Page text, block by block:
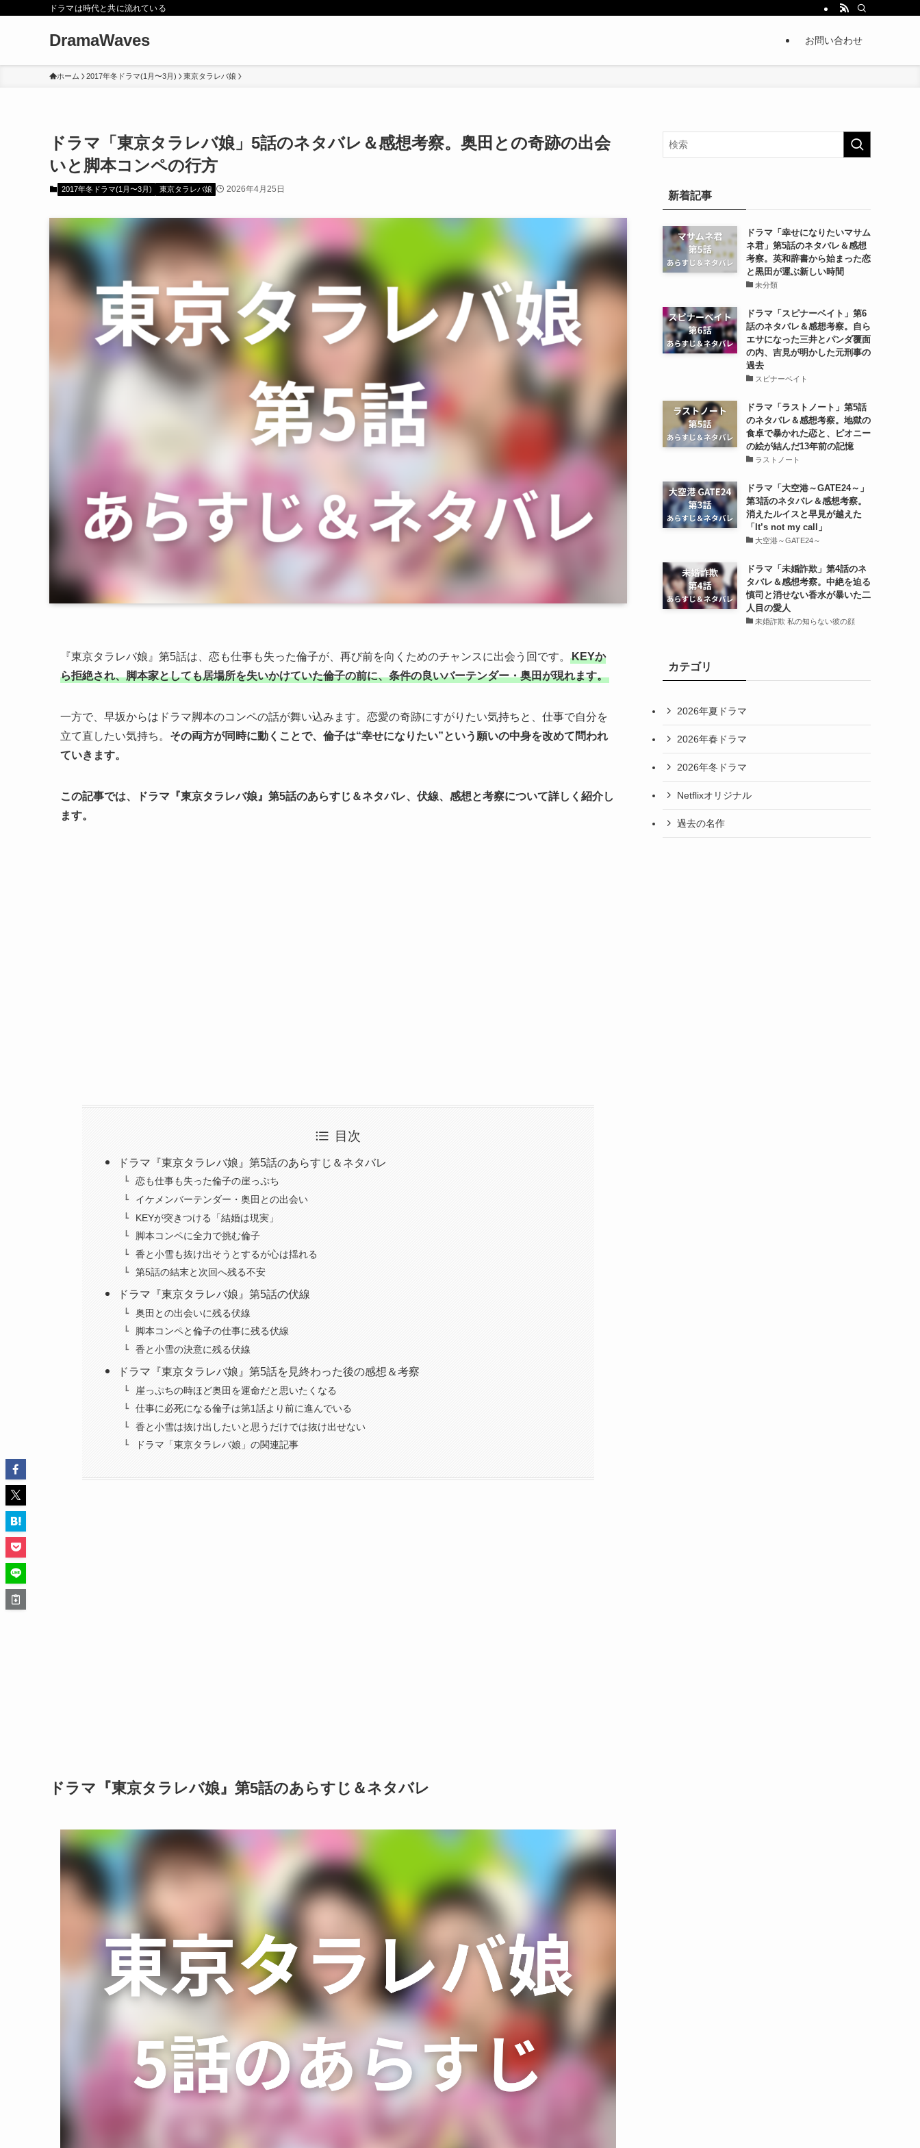
ドラマは時代と共に流れている
DramaWaves お問い合わせ
ホーム 2017年冬ドラマ(1月〜3月) 東京タラレバ娘
ドラマ「東京タラレバ娘」5話のネタバレ＆感想考察。奥田との奇跡の出会
いと脚本コンペの行方
2017年冬ドラマ(1月〜3月) 東京タラレバ娘 2026年4月25日
『東京タラレバ娘』第5話は、恋も仕事も失った倫子が、再び前を向くためのチャンスに出会う回です。
KEYか
ら拒絶され、脚本家としても居場所を失いかけていた倫子の前に、条件の良いバーテンダー・奥田が現れます。
一方で、早坂からはドラマ脚本のコンペの話が舞い込みます。恋愛の奇跡にすがりたい気持ちと、仕事で自分を
立て直したい気持ち。 その両方が同時に動くことで、倫子は“幸せになりたい”という願いの中身を改めて問われ
ていきます。
この記事では、ドラマ『東京タラレバ娘』第5話のあらすじ＆ネタバレ、伏線、感想と考察について詳しく紹介し
ます。
目次
ドラマ『東京タラレバ娘』第5話のあらすじ＆ネタバレ
恋も仕事も失った倫子の崖っぷち
イケメンバーテンダー・奥田との出会い
KEYが突きつける「結婚は現実」
脚本コンペに全力で挑む倫子
香と小雪も抜け出そうとするが心は揺れる
第5話の結末と次回へ残る不安
ドラマ『東京タラレバ娘』第5話の伏線
奥田との出会いに残る伏線
脚本コンペと倫子の仕事に残る伏線
香と小雪の決意に残る伏線
ドラマ『東京タラレバ娘』第5話を見終わった後の感想＆考察
崖っぷちの時ほど奥田を運命だと思いたくなる
仕事に必死になる倫子は第1話より前に進んでいる
香と小雪は抜け出したいと思うだけでは抜け出せない
ドラマ「東京タラレバ娘」の関連記事
ドラマ『東京タラレバ娘』第5話のあらすじ＆ネタバレ
新着記事
ドラマ「幸せになりたいマサム
ネ君」第5話のネタバレ＆感想
考察。英和辞書から始まった恋
と黒田が運ぶ新しい時間
未分類
ドラマ「スピナーベイト」第6
話のネタバレ＆感想考察。自ら
エサになった三井とパンダ覆面
の内、吉見が明かした元刑事の
過去
スピナーベイト
ドラマ「ラストノート」第5話
のネタバレ＆感想考察。地獄の
食卓で暴かれた恋と、ピオニー
の絵が結んだ13年前の記憶
ラストノート
ドラマ「大空港～GATE24～」
第3話のネタバレ＆感想考察。
消えたルイスと早見が越えた
「It’s not my call」
大空港～GATE24～
ドラマ「未婚詐欺」第4話のネ
タバレ＆感想考察。中絶を迫る
慎司と消せない香水が暴いた二
人目の愛人
未婚詐欺 私の知らない彼の顔
カテゴリ
2026年夏ドラマ
2026年春ドラマ
2026年冬ドラマ
Netflixオリジナル
過去の名作